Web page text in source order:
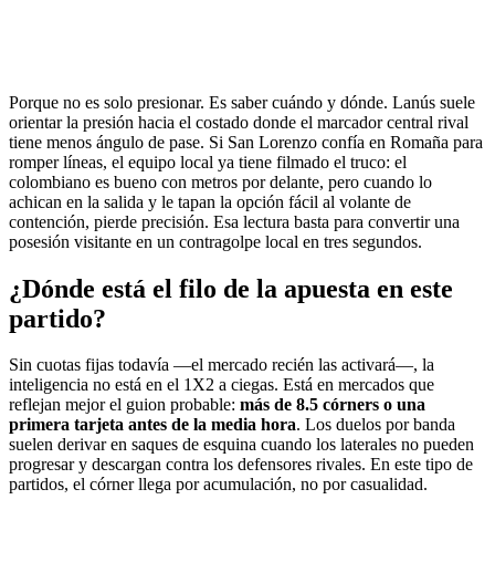
Porque no es solo presionar. Es saber cuándo y dónde. Lanús suele
orientar la presión hacia el costado donde el marcador central rival
tiene menos ángulo de pase. Si San Lorenzo confía en Romaña para
romper líneas, el equipo local ya tiene filmado el truco: el
colombiano es bueno con metros por delante, pero cuando lo
achican en la salida y le tapan la opción fácil al volante de
contención, pierde precisión. Esa lectura basta para convertir una
posesión visitante en un contragolpe local en tres segundos.
¿Dónde está el filo de la apuesta en este
partido?
Sin cuotas fijas todavía —el mercado recién las activará—, la
inteligencia no está en el 1X2 a ciegas. Está en mercados que
reflejan mejor el guion probable: más de 8.5 córners o una
primera tarjeta antes de la media hora. Los duelos por banda
suelen derivar en saques de esquina cuando los laterales no pueden
progresar y descargan contra los defensores rivales. En este tipo de
partidos, el córner llega por acumulación, no por casualidad.